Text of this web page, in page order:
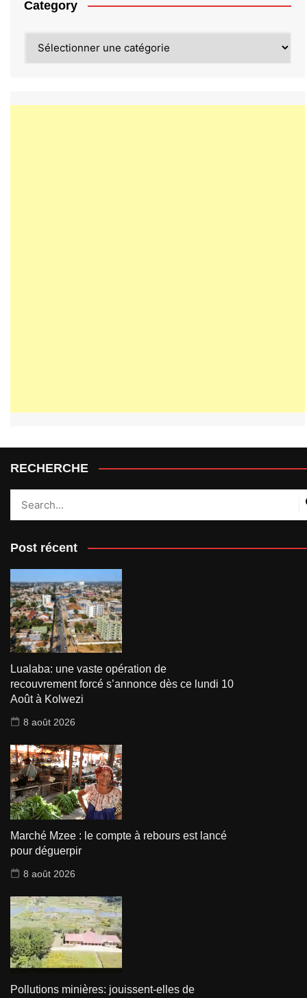
Category
RECHERCHE
Post récent
Lualaba: une vaste opération de
recouvrement forcé s’annonce dès ce lundi 10
Août à Kolwezi
8 août 2026
Marché Mzee : le compte à rebours est lancé
pour déguerpir
8 août 2026
Pollutions minières: jouissent-elles de